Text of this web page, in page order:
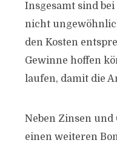
Insgesamt sind
nicht
den Kosten
Gewinne hoffen
laufen, damit die
Neben Zinsen
einen weiteren